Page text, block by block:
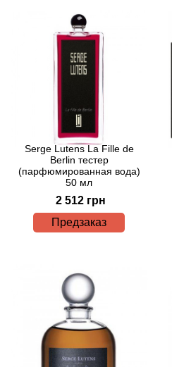
Serge Lutens La Fille de
Berlin тестер
(парфюмированная вода)
50 мл
2 512 грн
Предзаказ
Al Haramain
Alexander McQueen
Alexandre Barthet
Alexandre J
Alfred Dunhill
Alyson Oldoini
Alyssa Ashley